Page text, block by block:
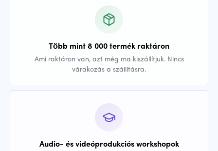
Több mint 8 000 termék raktáron
Ami raktáron van, azt még ma kiszállítjuk. Nincs
várakozás a szállításra.
Audio- és videóprodukciós workshopok